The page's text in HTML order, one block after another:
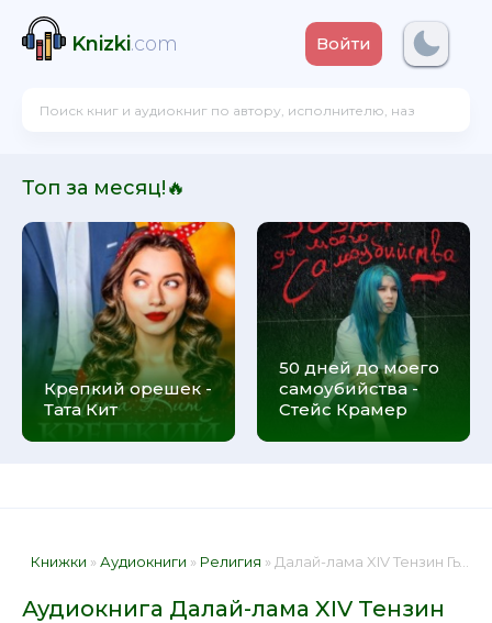
Knizki.com Войти
Топ за месяц!🔥
Крепкий орешек -
Тата Кит
50 дней до моего
самоубийства -
Стейс Крамер
Книжки »Аудиокниги » Религия » Далай-лама XIV Тензин Гьяцо - Буддизм Тибета 📕 - Книга онлайн бесплатно
Аудиокнига Далай-лама XIV Тензин